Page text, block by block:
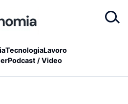
TecnologiaLavoro
Podcast / Video